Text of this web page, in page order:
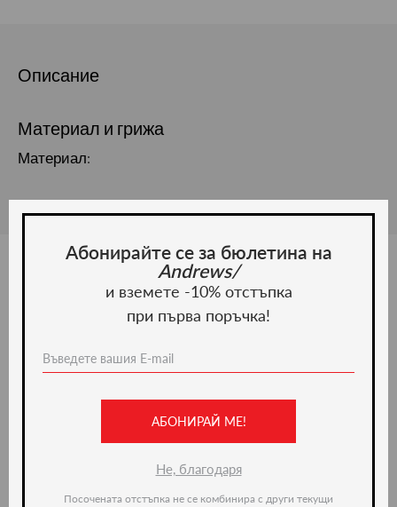
Описание
Материал и грижа
Материал:
Ние препоръчваме
-49%
Абонирайте се за бюлетина на
Andrews/
и вземете -10% отстъпка
при първа поръчка!
АБОНИРАЙ МЕ!
Не, благодаря
Посочената отстъпка не се комбинира с други текущи